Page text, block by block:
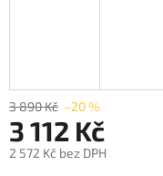
3 890 Kč –20 %
3 112 Kč
2 572 Kč bez DPH